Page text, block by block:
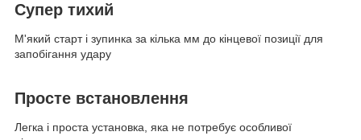
Супер тихий
М'який старт і зупинка за кілька мм до кінцевої позиції для
запобігання удару
Просте встановлення
Легка і проста установка, яка не потребує особливої